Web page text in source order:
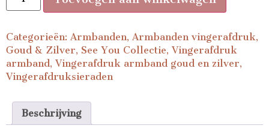
Categorieën: Armbanden, Armbanden vingerafdruk,
Goud & Zilver, See You Collectie, Vingerafdruk
armband, Vingerafdruk armband goud en zilver,
Vingerafdruksieraden
Beschrijving